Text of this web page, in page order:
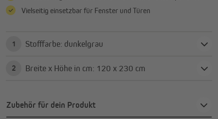
Vielseitig einsetzbar für Fenster und Türen
1 Stofffarbe: dunkelgrau
2 Breite x Höhe in cm: 120 x 230 cm
Zubehör für dein Produkt